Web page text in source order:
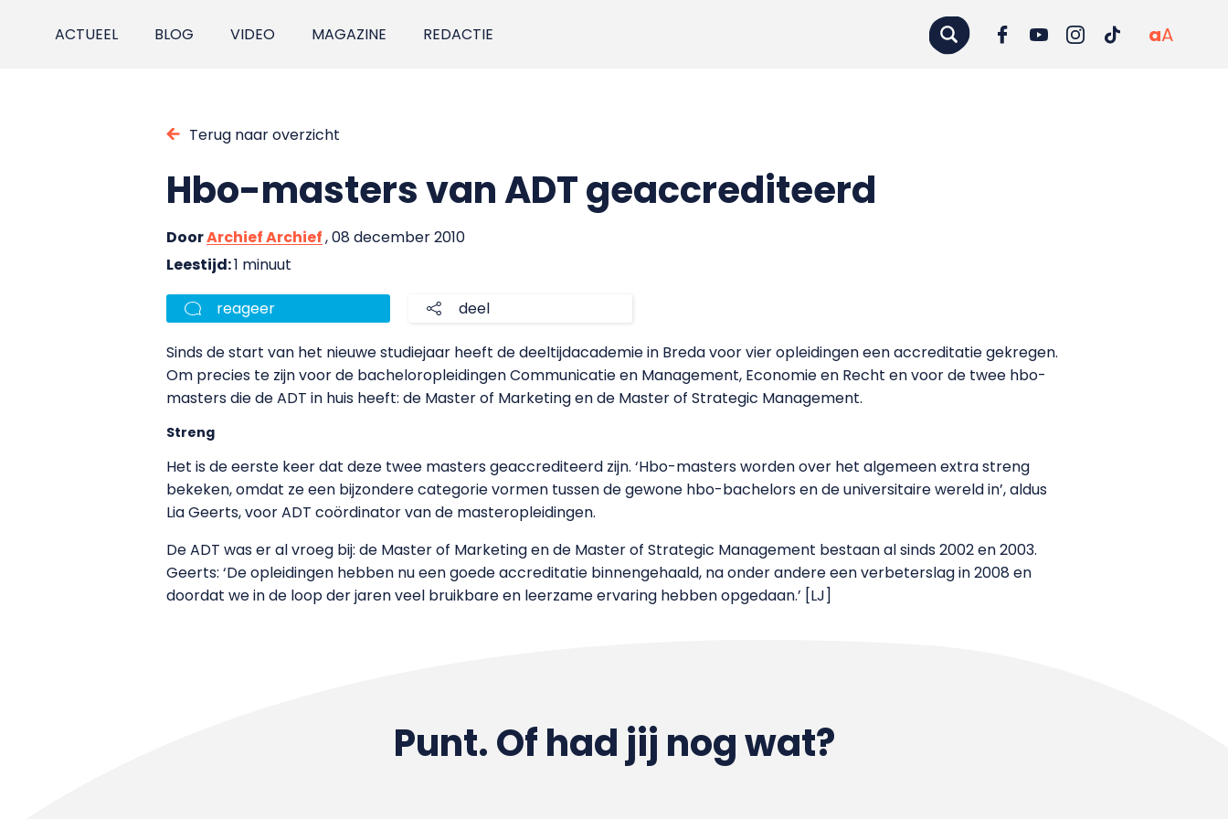
ACTUEEL BLOG VIDEO MAGAZINE REDACTIE aA
Terug naar overzicht
Hbo-masters van ADT geaccrediteerd
DoorArchief Archief, 08 december 2010
Leestijd:1 minuut
reageer deel
Sinds de start van het nieuwe studiejaar heeft de deeltijdacademie in Breda voor vier opleidingen een accreditatie gekregen.
Om precies te zijn voor de bacheloropleidingen Communicatie en Management, Economie en Recht en voor de twee hbo-
masters die de ADT in huis heeft: de Master of Marketing en de Master of Strategic Management.
Streng
Het is de eerste keer dat deze twee masters geaccrediteerd zijn. ‘Hbo-masters worden over het algemeen extra streng
bekeken, omdat ze een bijzondere categorie vormen tussen de gewone hbo-bachelors en de universitaire wereld in’, aldus
Lia Geerts, voor ADT coördinator van de masteropleidingen.
De ADT was er al vroeg bij: de Master of Marketing en de Master of Strategic Management bestaan al sinds 2002 en 2003.
Geerts: ‘De opleidingen hebben nu een goede accreditatie binnengehaald, na onder andere een verbeterslag in 2008 en
doordat we in de loop der jaren veel bruikbare en leerzame ervaring hebben opgedaan.’ [LJ]
Punt. Of had jij nog wat?